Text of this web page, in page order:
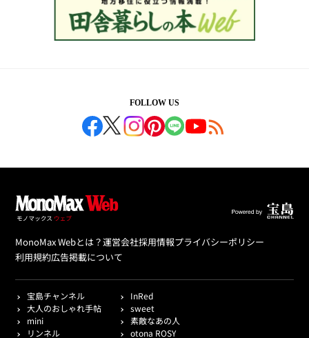
FOLLOW US
MonoMax Webとは？運営会社採用情報プライバシーポリシー
利用規約広告掲載について
宝島チャンネル
InRed
大人のおしゃれ手帖
sweet
mini
素敵なあの人
リンネル
otona ROSY